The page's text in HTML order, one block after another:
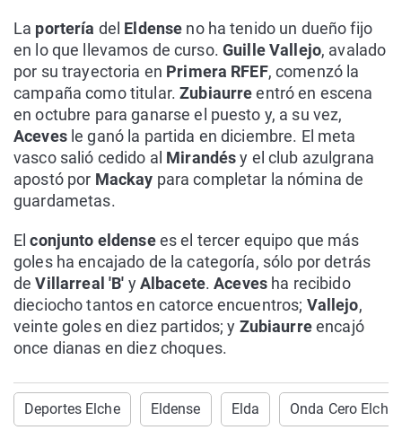
La portería del Eldense no ha tenido un dueño fijo
en lo que llevamos de curso.Guille Vallejo, avalado
por su trayectoria en Primera RFEF, comenzó la
campaña como titular.Zubiaurreentró en escena
en octubre para ganarse el puesto y, a su vez,
Aceves le ganó la partida en diciembre. El meta
vasco salió cedido al Mirandésy el club azulgrana
apostó por Mackay para completar la nómina de
guardametas.
Elconjunto eldensees el tercer equipo que más
goles ha encajado de la categoría, sólo por detrás
deVillarreal 'B' yAlbacete.Aceves ha recibido
dieciocho tantos en catorce encuentros; Vallejo,
veinte goles en diez partidos; y Zubiaurreencajó
once dianas en diez choques.
Deportes Elche Eldense Elda Onda Cero Elche